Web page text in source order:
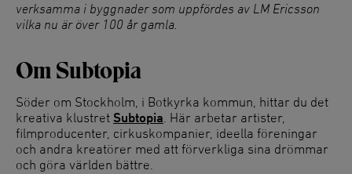
verksamma i byggnader som uppfördes av LM Ericsson
vilka nu är över 100 år gamla.
Om Subtopia
Söder om Stockholm, i Botkyrka kommun, hittar du det
kreativa klustret Subtopia. Här arbetar artister,
filmproducenter, cirkuskompanier, ideella föreningar
och andra kreatörer med att förverkliga sina drömmar
och göra världen bättre.